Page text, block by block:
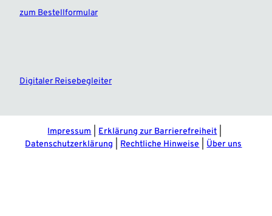
zum Bestellformular
e
b
a
m
Digitaler Reisebegleiter
Impressum
Erklärung zur Barrierefreiheit
Datenschutzerklärung
Rechtliche Hinweise Über uns